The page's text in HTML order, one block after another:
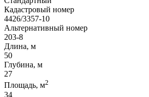
Кадастровый номер
4426/3357-10
Альтернативный номер
203-8
Длина, м
50
Глубина, м
27
Площадь, м2
34